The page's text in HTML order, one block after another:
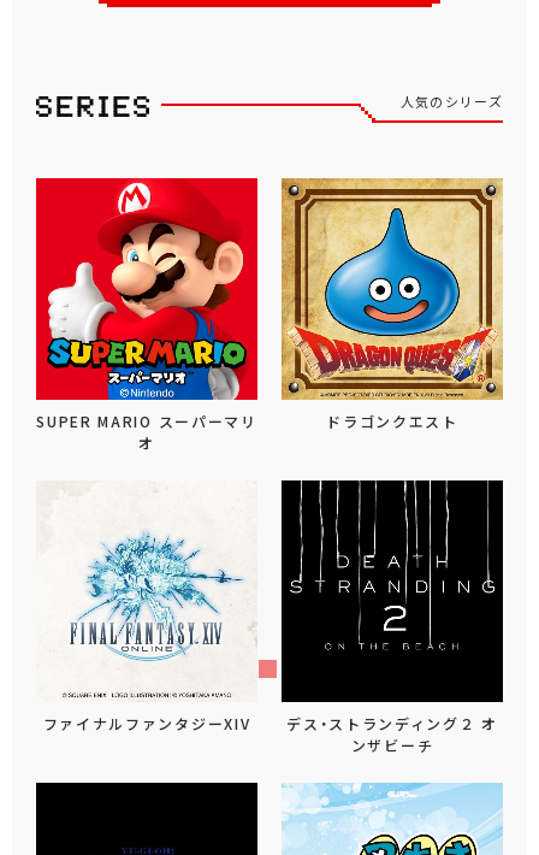
人気のシリーズ
SUPER MARIO スーパーマリ
オ
ドラゴンクエスト
ファイナルファンタジーXIV
デス・ストランディング２ オ
ンザビーチ